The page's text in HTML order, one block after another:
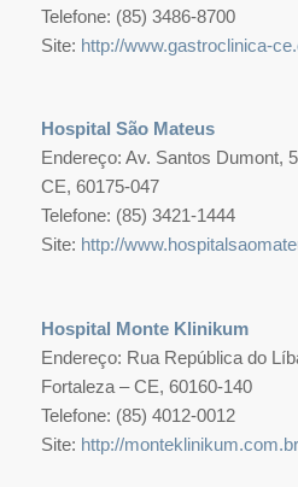
Telefone: (85) 3486-8700
Site: http://www.gastroclinica-
Hospital São Mateus
Endereço: Av. Santos Dumont,
CE, 60175-047
Telefone: (85) 3421-1444
Site: http://
Hospital Monte Klinikum
Endereço: Rua República do
Fortaleza – CE, 60160-140
Telefone: (85) 4012-0012
Site: http://